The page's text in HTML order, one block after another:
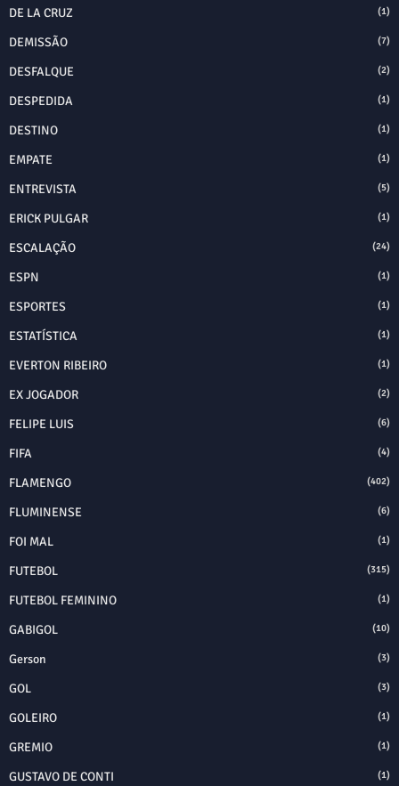
DE LA CRUZ (1)
DEMISSÃO (7)
DESFALQUE (2)
DESPEDIDA (1)
DESTINO (1)
EMPATE (1)
ENTREVISTA (5)
ERICK PULGAR (1)
ESCALAÇÃO (24)
ESPN (1)
ESPORTES (1)
ESTATÍSTICA (1)
EVERTON RIBEIRO (1)
EX JOGADOR (2)
FELIPE LUIS (6)
FIFA (4)
FLAMENGO (402)
FLUMINENSE (6)
FOI MAL (1)
FUTEBOL (315)
FUTEBOL FEMININO (1)
GABIGOL (10)
Gerson (3)
GOL (3)
GOLEIRO (1)
GREMIO (1)
GUSTAVO DE CONTI (1)